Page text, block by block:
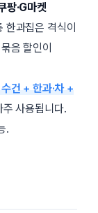
팡·G마켓
한과집은 격식이
음 할인이
수건 + 한과·차 +
사용됩니다.
.